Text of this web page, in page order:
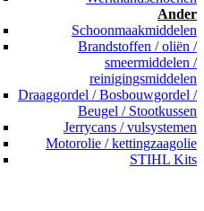
Ander
Schoonmaakmiddelen
Brandstoffen / oliën /
smeermiddelen /
reinigingsmiddelen
Draaggordel / Bosbouwgordel /
Beugel / Stootkussen
Jerrycans / vulsystemen
Motorolie / kettingzaagolie
STIHL Kits